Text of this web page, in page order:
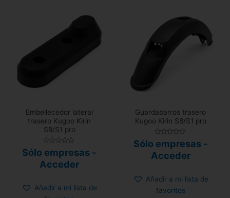
Embellecedor lateral
trasero Kugoo Kirin
S8/S1 pro
con
0
de
Sólo empresas -
Acceder
Añadir a mi lista de
Guardabarros trasero
Kugoo Kirin S8/S1 pro
con
0
de
Sólo empresas -
Acceder
Añadir a mi lista de
favoritos